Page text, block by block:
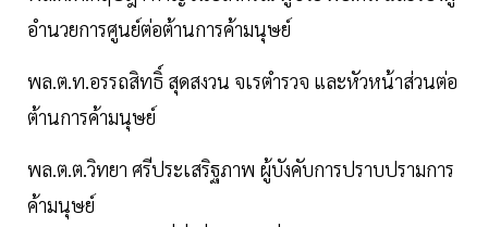
อำนวยการศูนย์ต่อต้านการค้ามนุษย์
พล.ต.ท.อรรถสิทธิ์ สุดสงวน จเรตำรวจ และหัวหน้าส่วนต่อ
ต้านการค้ามนุษย์
พล.ต.ต.วิทยา ศรีประเสริฐภาพ ผู้บังคับการปราบปรามการ
ค้ามนุษย์